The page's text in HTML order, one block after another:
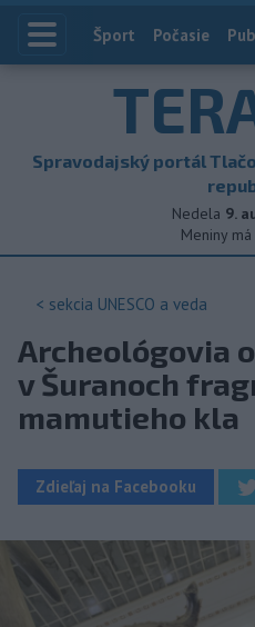
Index
Šport Počasie
Spravodajský portál
Nedela 9.
Meniny má
< sekcia UNESCO a veda
Archeológovia
v Šuranoch
mamutieho kla
Zdieľaj na Facebooku